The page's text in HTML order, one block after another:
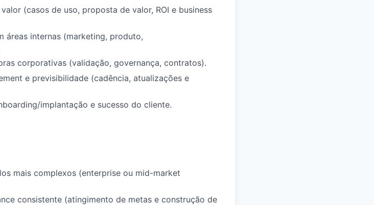
(casos de uso, proposta de valor, ROI e business
áreas internas (marketing, produto,
corporativas (validação, governança, contratos).
e previsibilidade (cadência, atualizações e
implantação e sucesso do cliente.
mais complexos (enterprise ou mid-market
consistente (atingimento de metas e construção de